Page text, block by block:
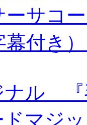
サコ
付き
ナル 『
ドマジ